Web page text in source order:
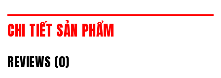
CHI TIẾT SẢN PHẨM
REVIEWS (0)